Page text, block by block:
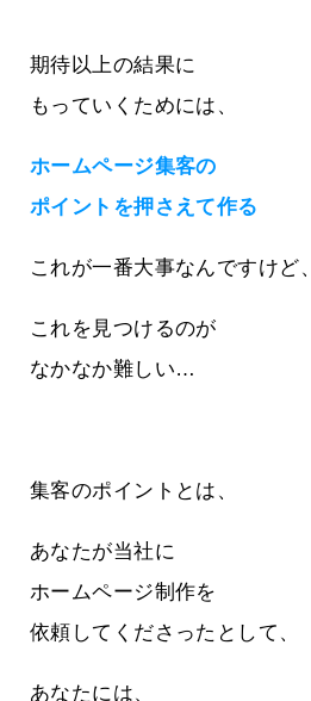
期待以上の結果に
もっていくためには、
ホームページ集客の
ポイントを押さえて作る
これが一番大事なんですけど、
これを見つけるのが
なかなか難しい…
集客のポイントとは、
あなたが当社に
ホームページ制作を
依頼してくださったとして、
あなたには、